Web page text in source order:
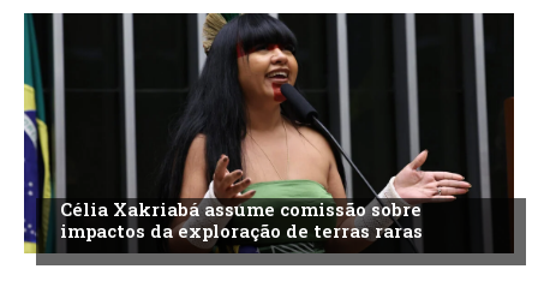
Célia Xakriabá assume comissão sobre
impactos da exploração de terras raras